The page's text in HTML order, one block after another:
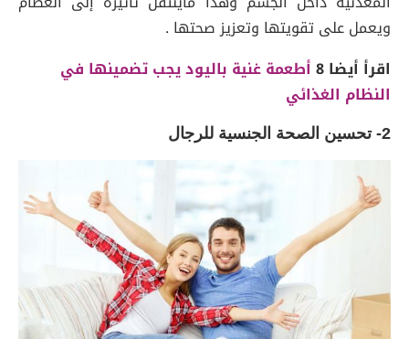
ويعمل على تقويتها وتعزيز صحتها .
اقرأ أيضا 8
أطعمة غنية باليود يجب تضمينها في
النظام الغذائي
2- تحسين الصحة الجنسية للرجال